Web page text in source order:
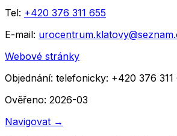
Tel: +420 376 311 655
E-mail:
Webové stránky
Objednání: telefonicky: +420 376 311
Ověřeno: 2026-03
Navigovat →